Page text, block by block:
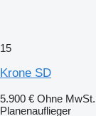
15
Krone SD
5.900 € Ohne MwSt.
Planenauflieger